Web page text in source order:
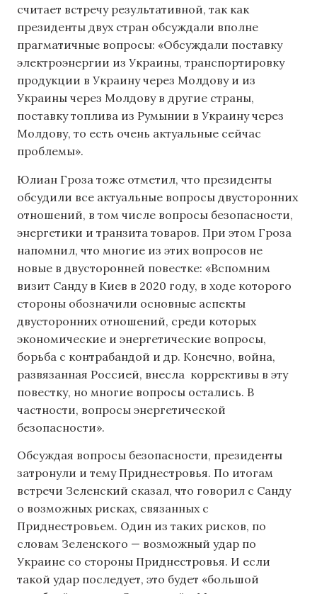
считает встречу результативной, так как
президенты двух стран обсуждали вполне
прагматичные вопросы: «Обсуждали поставку
электроэнергии из Украины, транспортировку
продукции в Украину через Молдову и из
Украины через Молдову в другие страны,
поставку топлива из Румынии в Украину через
Молдову, то есть очень актуальные сейчас
проблемы».
Юлиан Гроза тоже отметил, что президенты
обсудили все актуальные вопросы двусторонних
отношений, в том числе вопросы безопасности,
энергетики и транзита товаров. При этом Гроза
напомнил, что многие из этих вопросов не
новые в двусторонней повестке: «Вспомним
визит Санду в Киев в 2020 году, в ходе которого
стороны обозначили основные аспекты
двусторонних отношений, среди которых
экономические и энергетические вопросы,
борьба с контрабандой и др. Конечно, война,
развязанная Россией, внесла коррективы в эту
повестку, но многие вопросы остались. В
частности, вопросы энергетической
безопасности».
Обсуждая вопросы безопасности, президенты
затронули и тему Приднестровья. По итогам
встречи Зеленский сказал, что говорил с Санду
о возможных рисках, связанных с
Приднестровьем. Один из таких рисков, по
словам Зеленского — возможный удар по
Украине со стороны Приднестровья. И если
такой удар последует, это будет «большой